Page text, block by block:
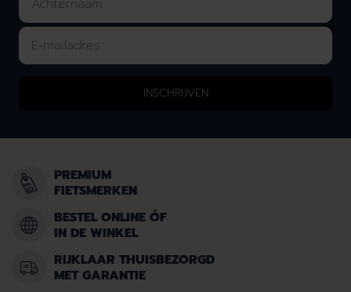
INSCHRIJVEN
PREMIUM
FIETSMERKEN
BESTEL ONLINE ÓF
IN DE WINKEL
RIJKLAAR THUISBEZORGD
MET GARANTIE